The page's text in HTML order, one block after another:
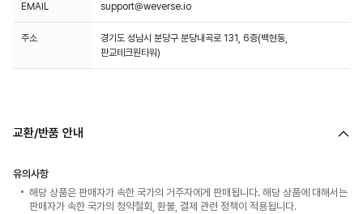
EMAIL support@weverse.io
주소
경기도 성남시 분당구 분당내곡로 131, 6층(백현동,
판교테크원타워)
교환/반품 안내
유의사항
해당 상품은 판매자가 속한 국가의 거주자에게 판매됩니다. 해당 상품에 대해서는
판매자가 속한 국가의 청약철회, 환불, 결제 관련 정책이 적용됩니다.